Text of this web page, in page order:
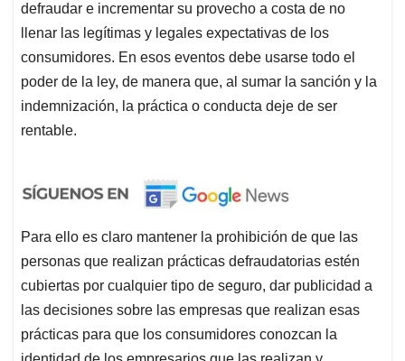
defraudar e incrementar su provecho a costa de no
llenar las legítimas y legales expectativas de los
consumidores. En esos eventos debe usarse todo el
poder de la ley, de manera que, al sumar la sanción y la
indemnización, la práctica o conducta deje de ser
rentable.
Para ello es claro mantener la prohibición de que las
personas que realizan prácticas defraudatorias estén
cubiertas por cualquier tipo de seguro, dar publicidad a
las decisiones sobre las empresas que realizan esas
prácticas para que los consumidores conozcan la